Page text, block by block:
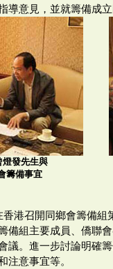
導意見，並就籌備成
燈發先生與
籌備事宜
港召開同鄉會籌備組
備組主要成員、僑聯
議。進一步討論明確
注意事宜等。